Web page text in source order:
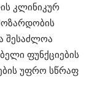
კლინიკურ
შესაძლოა
ფუნქციების
უფრო სწრაფ